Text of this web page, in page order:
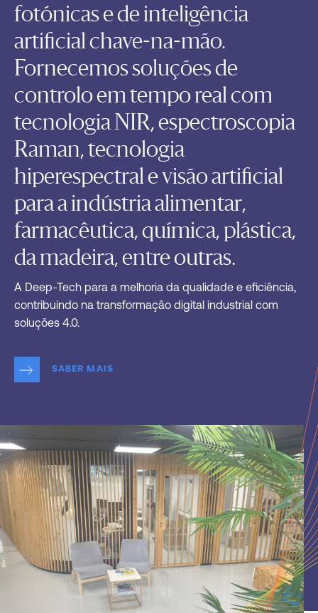
fotónicas e de inteligência
artificial chave-na-mão.
Fornecemos soluções de
controlo em tempo real com
tecnologia NIR, espectroscopia
Raman, tecnologia
hiperespectral e visão artificial
para a indústria alimentar,
farmacêutica, química, plástica,
da madeira, entre outras.
A Deep-Tech para a melhoria da qualidade e eficiência,
contribuindo na transformação digital industrial com
soluções 4.0.
SABER MAIS